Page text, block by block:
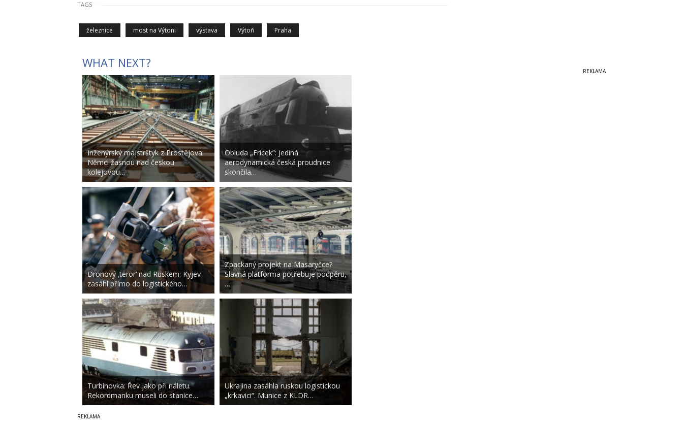
TAGS
železnice most na Výtoni výstava Výtoň Praha
WHAT NEXT?
Inženýrský majstrštyk z Prostějova:
Němci žasnou nad českou
kolejovou…
Dronový ‚teror‘ nad Ruskem: Kyjev
zasáhl přímo do logistického…
Turbínovka: Řev jako při náletu.
Rekordmanku museli do stanice…
Obluda „Fricek”: Jediná
aerodynamická česká proudnice
skončila…
Zpackaný projekt na Masaryčce?
Slavná platforma potřebuje podpěru,
…
Ukrajina zasáhla ruskou logistickou
„krkavici“. Munice z KLDR…